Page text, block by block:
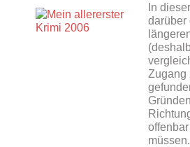
In
darüber
Zugang
müssen.